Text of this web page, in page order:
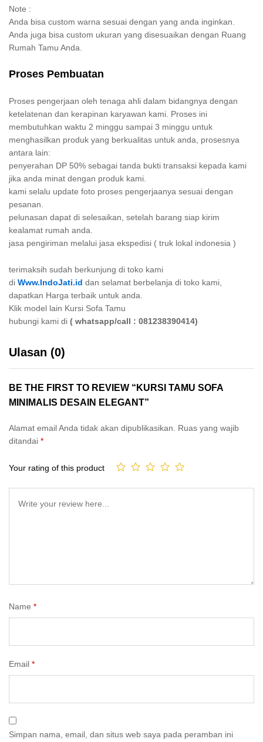
Note :
Anda bisa custom warna sesuai dengan yang anda inginkan.
Anda juga bisa custom ukuran yang disesuaikan dengan Ruang
Rumah Tamu Anda.
Proses Pembuatan
Proses pengerjaan oleh tenaga ahli dalam bidangnya dengan
ketelatenan dan kerapinan karyawan kami. Proses ini
membutuhkan waktu 2 minggu sampai 3 minggu untuk
menghasilkan produk yang berkualitas untuk anda, prosesnya
antara lain:
penyerahan DP 50% sebagai tanda bukti transaksi kepada kami
jika anda minat dengan produk kami.
kami selalu update foto proses pengerjaanya sesuai dengan
pesanan.
pelunasan dapat di selesaikan, setelah barang siap kirim
kealamat rumah anda.
jasa pengiriman melalui jasa ekspedisi ( truk lokal indonesia )
terimaksih sudah berkunjung di toko kami
di Www.IndoJati.id dan selamat berbelanja di toko kami,
dapatkan Harga terbaik untuk anda.
Klik model lain Kursi Sofa Tamu
hubungi kami di ( whatsapp/call : 081238390414)
Ulasan (0)
BE THE FIRST TO REVIEW “KURSI TAMU SOFA
MINIMALIS DESAIN ELEGANT”
Alamat email Anda tidak akan dipublikasikan. Ruas yang wajib
ditandai *
Your rating of this product
Name *
Email *
Simpan nama, email, dan situs web saya pada peramban ini